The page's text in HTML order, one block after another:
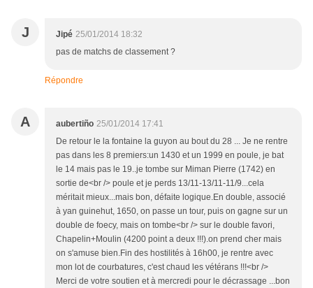
J Jipé 25/01/2014 18:32
pas de matchs de classement ?
Répondre
A aubertiño 25/01/2014 17:41
De retour le la fontaine la guyon au bout du 28 ... Je ne rentre
pas dans les 8 premiers:un 1430 et un 1999 en poule, je bat
le 14 mais pas le 19..je tombe sur Miman Pierre (1742) en
sortie de<br /> poule et je perds 13/11-13/11-11/9...cela
méritait mieux...mais bon, défaite logique.En double, associé
à yan guinehut, 1650, on passe un tour, puis on gagne sur un
double de foecy, mais on tombe<br /> sur le double favori,
Chapelin+Moulin (4200 point a deux !!!).on prend cher mais
on s'amuse bien.Fin des hostilités à 16h00, je rentre avec
mon lot de courbatures, c'est chaud les vétérans !!!<br />
Merci de votre soutien et à mercredi pour le décrassage ...bon